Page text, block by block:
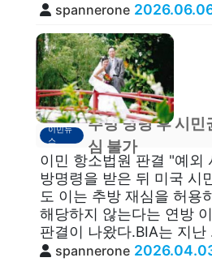
spannerone
이민뉴
스
추방 명령 후 시민
심 불가
이민 항소법원 판결 "예외
방명령을 받은 뒤 미국 시
도 이는 추방 재심을 허용
해당하지 않는다는 연방
판결이 나왔다.BIA는 지난
spannerone